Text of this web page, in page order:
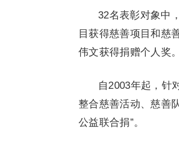
32名表彰对象中
目获得慈善项目和慈
伟文获得捐赠个人奖。
自2003年起，针
整合慈善活动、慈善
公益联合捐”。